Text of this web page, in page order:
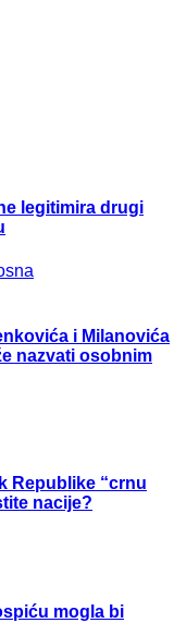
legitimira drugi
i Milanovića
nazvati osobnim
Republike “crnu
nacije?
mogla bi